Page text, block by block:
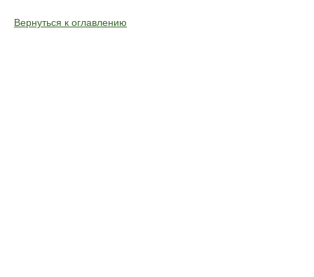
Вернуться к оглавлению